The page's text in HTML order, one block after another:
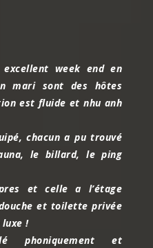
week end en
mari sont des hôtes
est fluide et nhu anh
chacun a pu trouvé
le billard, le ping
et celle a l’étage
et toilette privée
luxe !
phoniquement et